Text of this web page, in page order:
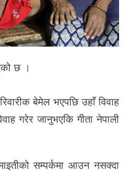
छ ।
बेमेल भएपछि उहाँ विवाह
गरेर जानुभएकि गीता नेपाली
सम्पर्कमा आउन नसक्दा